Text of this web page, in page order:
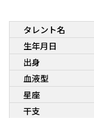
タレント名
生年月日
出身
血液型
星座
干支